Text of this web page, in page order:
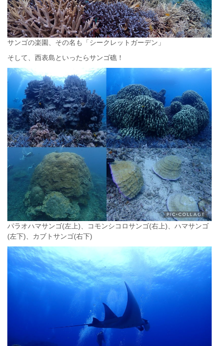
サンゴの楽園、その名も「シークレットガーデン」
そして、西表島といったらサンゴ礁！
パラオハマサンゴ(左上)、コモンシコロサンゴ(右上)、ハマサンゴ
(左下)、カブトサンゴ(右下)